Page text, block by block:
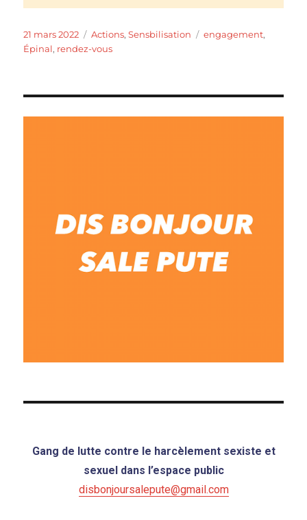
21 mars 2022 Actions,Sensbilisation engagement,
Épinal, rendez-vous
Gang de lutte contre le harcèlement sexiste et
sexuel dans l’espace public
disbonjoursalepute@gmail.com